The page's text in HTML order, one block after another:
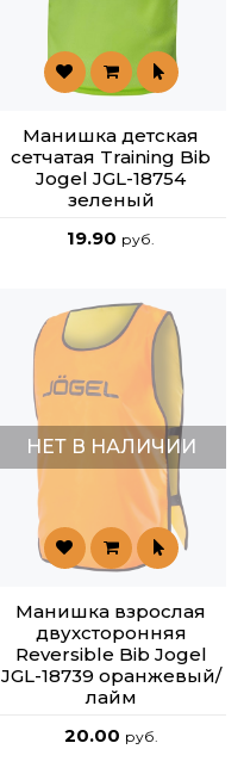
Манишка детская
сетчатая Training Bib
Jogel JGL-18754
зеленый
19.90 руб.
НЕТ В НАЛИЧИИ
Манишка взрослая
двухсторонняя
Reversible Bib Jogel
JGL-18739 оранжевый/
лайм
20.00 руб.